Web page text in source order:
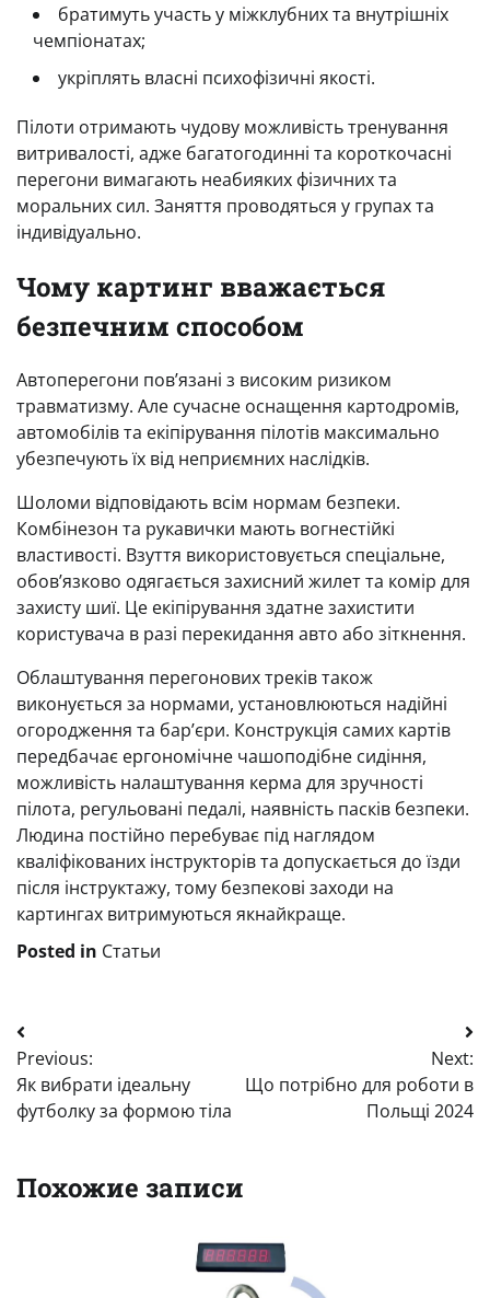
братимуть участь у міжклубних та внутрішніх
чемпіонатах;
укріплять власні психофізичні якості.
Пілоти отримають чудову можливість тренування
витривалості, адже багатогодинні та короткочасні
перегони вимагають неабияких фізичних та
моральних сил. Заняття проводяться у групах та
індивідуально.
Чому картинг вважається
безпечним способом
Автоперегони пов’язані з високим ризиком
травматизму. Але сучасне оснащення картодромів,
автомобілів та екіпірування пілотів максимально
убезпечують їх від неприємних наслідків.
Шоломи відповідають всім нормам безпеки.
Комбінезон та рукавички мають вогнестійкі
властивості. Взуття використовується спеціальне,
обов’язково одягається захисний жилет та комір для
захисту шиї. Це екіпірування здатне захистити
користувача в разі перекидання авто або зіткнення.
Облаштування перегонових треків також
виконується за нормами, установлюються надійні
огородження та бар’єри. Конструкція самих картів
передбачає ергономічне чашоподібне сидіння,
можливість налаштування керма для зручності
пілота, регульовані педалі, наявність пасків безпеки.
Людина постійно перебуває під наглядом
кваліфікованих інструкторів та допускається до їзди
після інструктажу, тому безпекові заходи на
картингах витримуються якнайкраще.
Posted in Статьи
Навигация
по
записям
Previous:
Як вибрати ідеальну
футболку за формою тіла
Next:
Що потрібно для роботи в
Польщі 2024
Похожие записи